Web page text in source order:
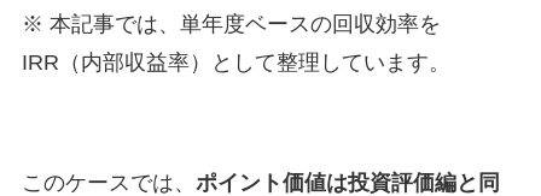
※ 本記事では、単年度ベースの回収効率を
IRR（内部収益率）として整理しています。
このケースでは、 ポイント価値は投資評価編と同